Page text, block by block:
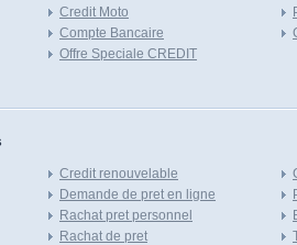
Credit Moto
Compte Bancaire
Offre Speciale CREDIT
Credit renouvelable
Demande de pret en ligne
Rachat pret personnel
Rachat de pret